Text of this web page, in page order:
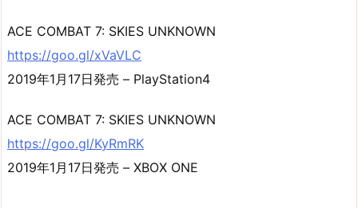
ACE COMBAT 7: SKIES UNKNOWN
https://goo.gl/xVaVLC
2019年1月17日発売 – PlayStation4
ACE COMBAT 7: SKIES UNKNOWN
https://goo.gl/KyRmRK
2019年1月17日発売 – XBOX ONE